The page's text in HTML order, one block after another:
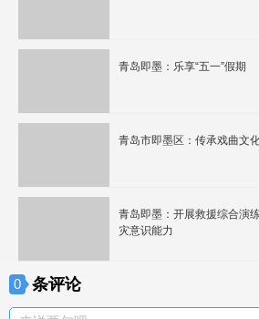
青岛即墨：乐享“五一”假期
青岛市即墨区：传承戏曲文
青岛即墨：开展救援综合演
灾意识能力
0 条评论